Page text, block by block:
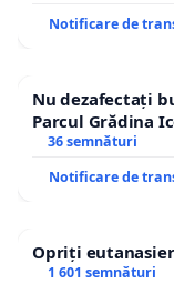
Notificare de
Nu dezafectați
Parcul Grădina
36 semnături
Notificare de
Opriți
1 601 semnături